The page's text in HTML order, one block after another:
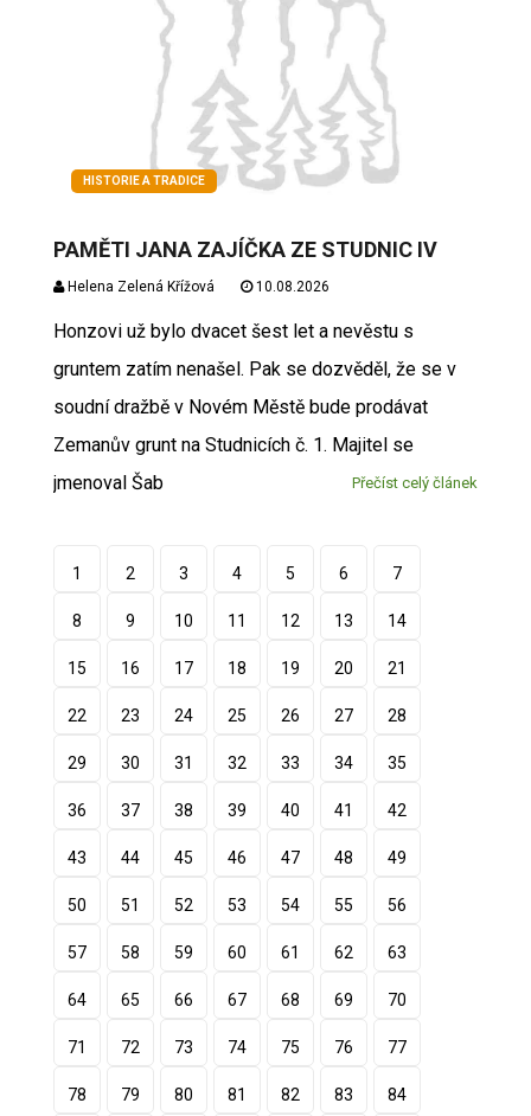
HISTORIE A TRADICE
PAMĚTI JANA ZAJÍČKA ZE STUDNIC IV
Helena Zelená Křížová 10.08.2026
Honzovi už bylo dvacet šest let a nevěstu s
gruntem zatím nenašel. Pak se dozvěděl, že se v
soudní dražbě v Novém Městě bude prodávat
Zemanův grunt na Studnicích č. 1. Majitel se
jmenoval Šab
Přečíst celý článek
1 2 3 4 5 6 7
8 9 10 11 12 13 14
15 16 17 18 19 20 21
22 23 24 25 26 27 28
29 30 31 32 33 34 35
36 37 38 39 40 41 42
43 44 45 46 47 48 49
50 51 52 53 54 55 56
57 58 59 60 61 62 63
64 65 66 67 68 69 70
71 72 73 74 75 76 77
78 79 80 81 82 83 84